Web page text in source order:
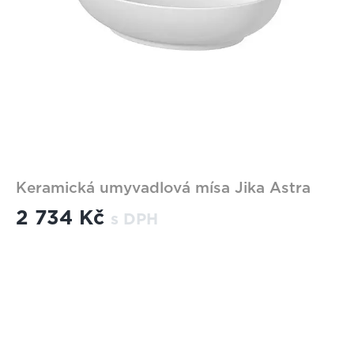
Keramická umyvadlová mísa Jika Astra
2 734 Kč s DPH